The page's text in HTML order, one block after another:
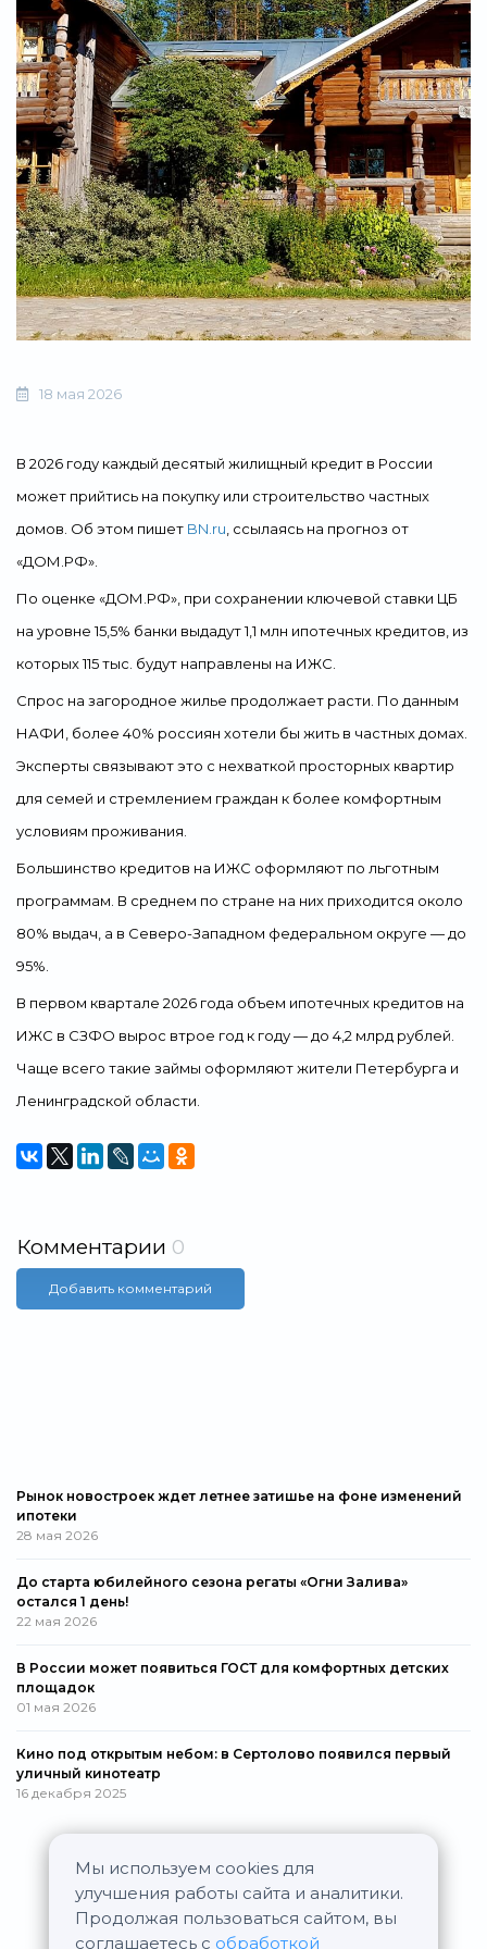
Мы используем cookies для
улучшения работы сайта и аналитики.
Продолжая пользоваться сайтом, вы
соглашаетесь с обработкой
Свернуть
18 мая 2026
В 2026 году каждый десятый жилищный кредит в России
может прийтись на покупку или строительство частных
домов. Об этом пишет BN.ru , ссылаясь на прогноз от
«ДОМ.РФ».
По оценке «ДОМ.РФ», при сохранении ключевой ставки ЦБ
на уровне 15,5% банки выдадут 1,1 млн ипотечных кредитов, из
которых 115 тыс. будут направлены на ИЖС.
Спрос на загородное жилье продолжает расти. По данным
НАФИ, более 40% россиян хотели бы жить в частных домах.
Эксперты связывают это с нехваткой просторных квартир
для семей и стремлением граждан к более комфортным
условиям проживания.
Большинство кредитов на ИЖС оформляют по льготным
программам. В среднем по стране на них приходится около
80% выдач, а в Северо-Западном федеральном округе — до
95%.
В первом квартале 2026 года объем ипотечных кредитов на
ИЖС в СЗФО вырос втрое год к году — до 4,2 млрд рублей.
Чаще всего такие займы оформляют жители Петербурга и
Ленинградской области.
Комментарии 0
Добавить комментарий
Рынок новостроек ждет летнее затишье на фоне изменений
ипотеки
28 мая 2026
До старта юбилейного сезона регаты «Огни Залива»
остался 1 день!
22 мая 2026
В России может появиться ГОСТ для комфортных детских
площадок
01 мая 2026
Кино под открытым небом: в Сертолово появился первый
уличный кинотеатр
16 декабря 2025
Все новости